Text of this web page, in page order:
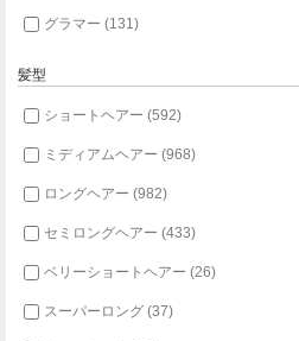
グラマー (131)
髪型
ショートヘアー (592)
ミディアムヘアー (968)
ロングヘアー (982)
セミロングヘアー (433)
ベリーショートヘアー (26)
スーパーロング (37)